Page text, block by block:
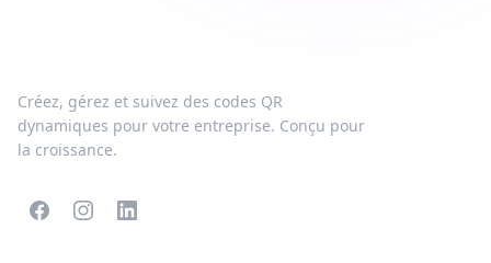
Créez, gérez et suivez des codes QR
dynamiques pour votre entreprise. Conçu pour
la croissance.